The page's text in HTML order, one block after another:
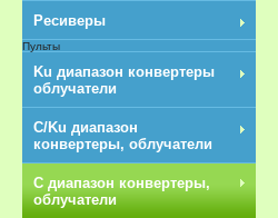
Ресиверы
Пульты
Ku диапазон конвертеры
облучатели
C/Ku диапазон
конвертеры, облучатели
С диапазон конвертеры,
облучатели